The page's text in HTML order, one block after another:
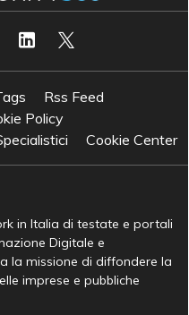
Rss Feed
Policy
Cookie Center
in Italia di testate e portali
Digitale e
la missione di diffondere la
imprese e pubbliche